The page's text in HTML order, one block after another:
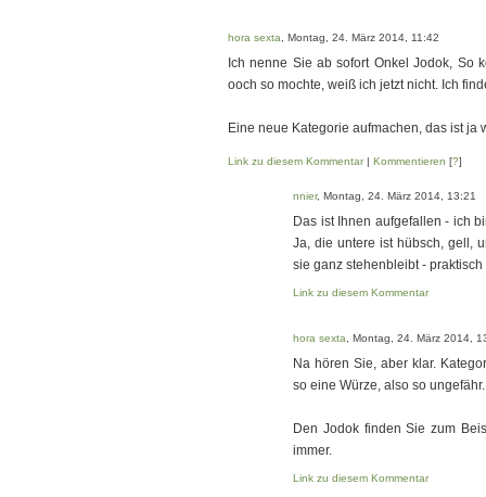
hora sexta , Montag, 24. März 2014, 11:42
Ich nenne Sie ab sofort Onkel Jodok, So
ooch so mochte, weiß ich jetzt nicht. Ich
Eine neue Kategorie aufmachen, das ist ja
Link zu diesem Kommentar| Kommentieren [?]
nnier, Montag, 24. März 2014, 13:21
Das ist Ihnen aufgefallen - ich
Ja, die untere ist hübsch, gell,
sie ganz stehenbleibt -
Link zu diesem Kommentar
hora sexta , Montag, 24. März 2014,
Na hören Sie, aber klar.
so eine Würze, also so ungefähr.
Den Jodok finden Sie zum
immer.
Link zu diesem Kommentar